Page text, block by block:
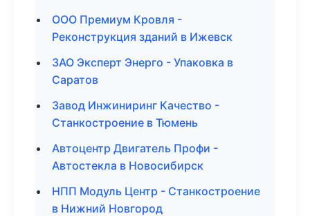
ООО Премиум Кровля -
Реконструкция зданий в Ижевск
ЗАО Эксперт Энерго - Упаковка в
Саратов
Завод Инжиниринг Качество -
Станкостроение в Тюмень
Автоцентр Двигатель Профи -
Автостекла в Новосибирск
НПП Модуль Центр - Станкостроение
в Нижний Новгород